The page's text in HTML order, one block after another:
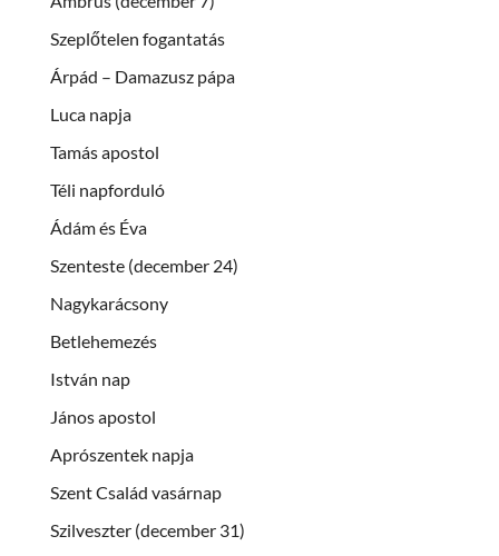
Szeplőtelen fogantatás
Árpád – Damazusz pápa
Luca napja
Tamás apostol
Téli napforduló
Ádám és Éva
Szenteste (december 24)
Nagykarácsony
Betlehemezés
István nap
János apostol
Aprószentek napja
Szent Család vasárnap
Szilveszter (december 31)